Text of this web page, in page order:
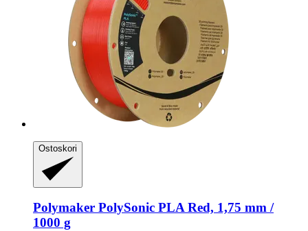
Ostoskori
Polymaker PolySonic PLA Red, 1,75 mm /
1000 g